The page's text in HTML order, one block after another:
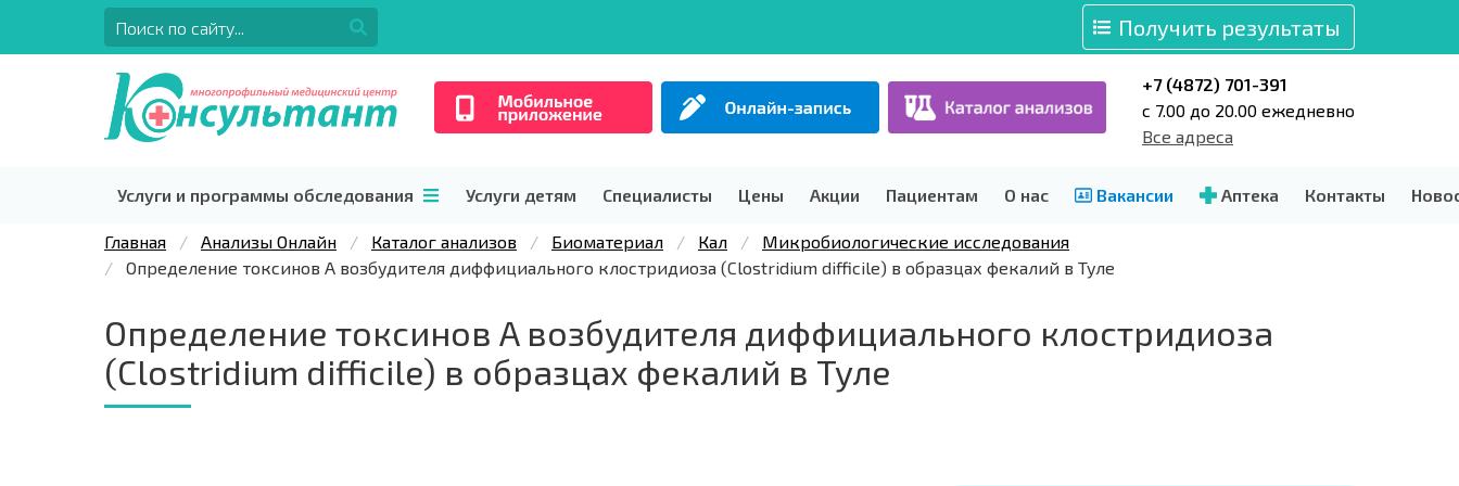
Получить результаты
+7 (4872) 701-391
c 7.00 до 20.00 ежедневно
Все адреса
Услуги и программы обследования Услуги детям Специалисты Цены Акции Пациентам О нас Вакансии Аптека Контакты
Главная Анализы Онлайн Каталог анализов Биоматериал Кал
Микробиологические исследования
Определение токсинов A возбудителя диффициального клостридиоза (Clostridium difficile) в образцах фекалий в Туле
Определение токсинов A возбудителя диффициального клостридиоза
(Clostridium difficile) в образцах фекалий в Туле